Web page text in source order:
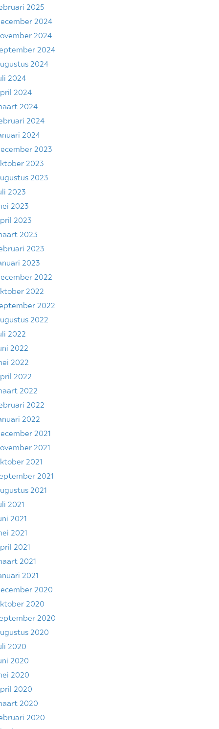
2025
2024
2024
2024
2024
2024
2024
2024
2024
2024
2023
2023
2023
2023
2023
2023
2023
2023
2023
2022
2022
2022
2022
2022
2022
2022
2022
2022
2022
2022
2021
2021
2021
2021
2021
2021
2021
2021
2021
2021
2021
2020
2020
2020
2020
2020
2020
2020
2020
2020
2020